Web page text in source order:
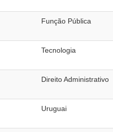
Função Pública
Tecnologia
Direito Administrativo
Uruguai